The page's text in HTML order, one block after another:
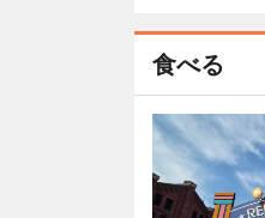
食べる